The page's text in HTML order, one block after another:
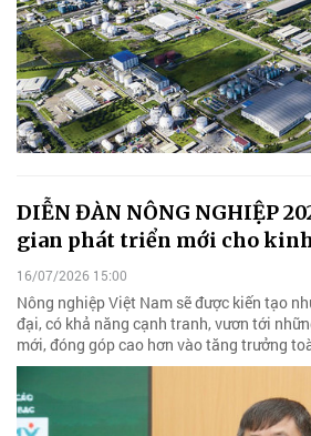
DIỄN ĐÀN NÔNG NGHIỆP
gian phát triển mới cho
16/07/2026 15:00
Nông nghiệp Việt Nam sẽ được kiến tạo
đại, có khả năng cạnh tranh, vươn tới
mới, đóng góp cao hơn vào tăng trưởng